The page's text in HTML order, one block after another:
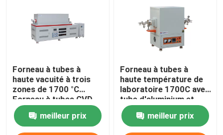
Forneau à tubes à
haute vacuité à trois
zones de 1700 °C
Forneau à tubes CVD
avec brides de
refroidissement par
eau
meilleur prix
Forneau à tubes à
haute température de
laboratoire 1700C avec
tube d'aluminium et
bride de scellement
meilleur prix